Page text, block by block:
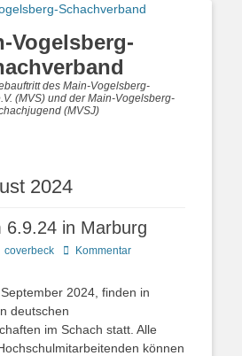
Vogelsberg-
des Main-Vogelsberg-
(MVS) und der Main-Vogelsberg-
(MVSJ)
2024
6.9.24 in Marburg
coverbeck
Kommentar
2024, finden in
deutschen
im Schach statt. Alle
können